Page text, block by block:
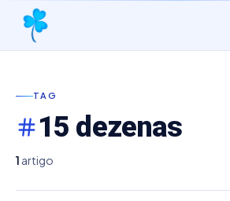
TAG
15 dezenas
1 artigo